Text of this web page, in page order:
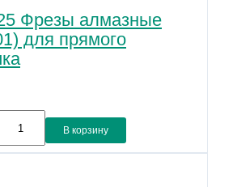
Фрезы алмазные
для прямого
В корзину